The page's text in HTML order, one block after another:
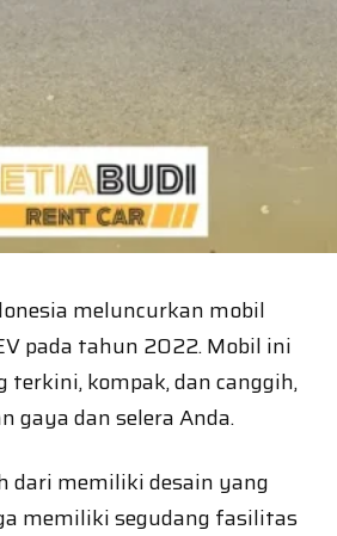
meluncurkan mobil
pada tahun 2022. Mobil ini
kompak, dan canggih,
gaya dan selera Anda.
dari memiliki desain yang
memiliki segudang fasilitas